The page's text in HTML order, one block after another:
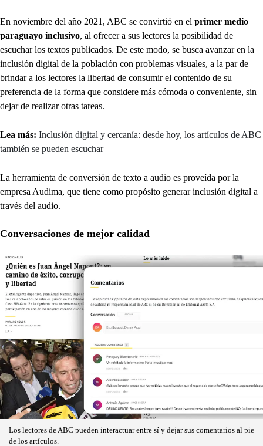
En noviembre del año 2021, ABC se convirtió en el primer medio
paraguayo inclusivo, al ofrecer a sus lectores la posibilidad de
escuchar los textos publicados. De este modo, se busca avanzar en la
inclusión digital de la población con problemas visuales, a la par de
brindar a los lectores la libertad de consumir el contenido de su
preferencia de la forma que considere más cómoda o conveniente, sin
dejar de realizar otras tareas.
Lea más: Inclusión digital y cercanía: desde hoy, los artículos de ABC
también se pueden escuchar
La herramienta de conversión de texto a audio es proveída por la
empresa Audima, que tiene como propósito generar inclusión digital a
través del audio.
Conversaciones de mejor calidad
Los lectores de ABC pueden interactuar entre sí y dejar sus comentarios al pie
de los artículos.